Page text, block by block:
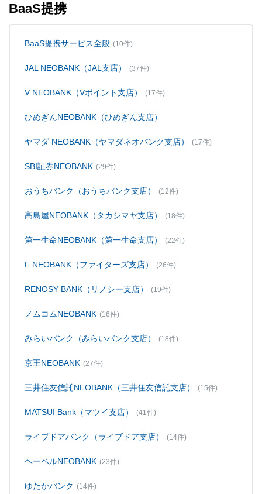
BaaS提携
BaaS提携サービス全般 (10件)
JAL NEOBANK（JAL支店） (37件)
V NEOBANK（Vポイント支店） (17件)
ひめぎんNEOBANK（ひめぎん支店）
ヤマダ NEOBANK（ヤマダネオバンク支店） (17件)
SBI証券NEOBANK (29件)
おうちバンク（おうちバンク支店） (12件)
高島屋NEOBANK（タカシマヤ支店） (18件)
第一生命NEOBANK（第一生命支店） (22件)
F NEOBANK（ファイターズ支店） (26件)
RENOSY BANK（リノシー支店） (19件)
ノムコムNEOBANK (16件)
みらいバンク（みらいバンク支店） (18件)
京王NEOBANK (27件)
三井住友信託NEOBANK（三井住友信託支店） (15件)
MATSUI Bank（マツイ支店） (41件)
ライブドアバンク（ライブドア支店） (14件)
ヘーベルNEOBANK (23件)
ゆたかバンク (14件)